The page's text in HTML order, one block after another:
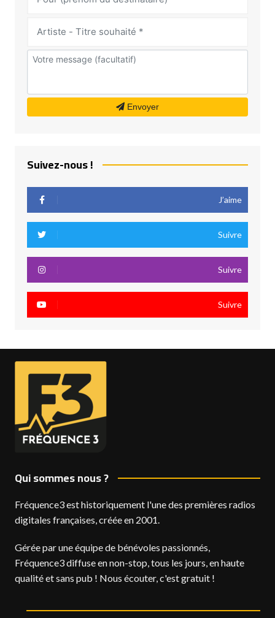
Envoyer
Suivez-nous !
J’aime
Suivre
Suivre
Suivre
Qui sommes nous ?
Fréquence3 est historiquement l'une des premières radios
digitales françaises, créée en 2001.
Gérée par une équipe de bénévoles passionnés,
Fréquence3 diffuse en non-stop, tous les jours, en haute
qualité et sans pub ! Nous écouter, c'est gratuit !